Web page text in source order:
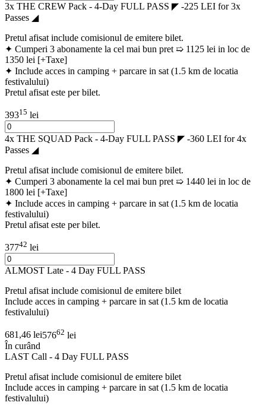
3x THE CREW Pack - 4-Day FULL PASS ◤ -225 LEI for 3x
Passes ◢
Pretul afisat include comisionul de emitere bilet.
✦ Cumperi 3 abonamente la cel mai bun pret ➯ 1125 lei in loc de
1350 lei [+Taxe]
✦ Include acces in camping + parcare in sat (1.5 km de locatia
festivalului)
Pretul afisat este per bilet.
39315 lei
4x THE SQUAD Pack - 4-Day FULL PASS ◤ -360 LEI for 4x
Passes ◢
Pretul afisat include comisionul de emitere bilet.
✦ Cumperi 3 abonamente la cel mai bun pret ➯ 1440 lei in loc de
1800 lei [+Taxe]
✦ Include acces in camping + parcare in sat (1.5 km de locatia
festivalului)
Pretul afisat este per bilet.
37742 lei
ALMOST Late - 4 Day FULL PASS
Pretul afisat include comisionul de emitere bilet
Include acces in camping + parcare in sat (1.5 km de locatia
festivalului)
681,46 lei57662 lei
În curând
LAST Call - 4 Day FULL PASS
Pretul afisat include comisionul de emitere bilet
Include acces in camping + parcare in sat (1.5 km de locatia
festivalului)